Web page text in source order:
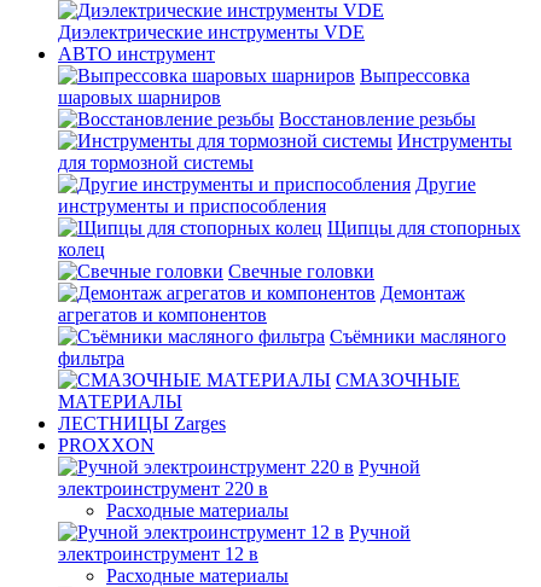
Диэлектрические инструменты VDE
АВТО инструмент
Выпрессовка
шаровых шарниров
Восстановление резьбы
Инструменты
для тормозной системы
Другие
инструменты и приспособления
Щипцы для стопорных
колец
Свечные головки
Демонтаж
агрегатов и компонентов
Съёмники масляного
фильтра
СМАЗОЧНЫЕ
МАТЕРИАЛЫ
ЛЕСТНИЦЫ Zarges
PROXXON
Ручной
электроинструмент 220 в
Расходные материалы
Ручной
электроинструмент 12 в
Расходные материалы